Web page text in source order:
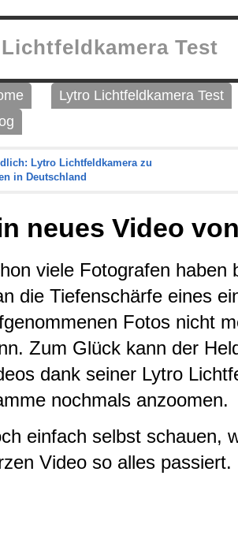
Lichtfeldkamera Test
Lytro Lichtfeldkamera Test
Lytro Lichtfeldkamera zu
in Deutschland
neues Video
viele Fotografen haben
die Tiefenschärfe eines
Fotos nicht
Zum Glück kann der
dank seiner Lytro
nochmals anzoomen.
einfach selbst schauen,
Video so alles passiert.